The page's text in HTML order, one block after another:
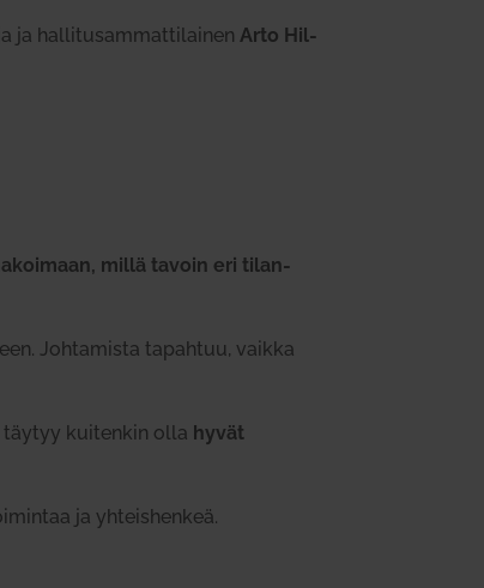
ja hal­li­tusam­mat­ti­lainenArto Hil­
millä tavoin eri tilan­
Joh­ta­mista tapahtuu, vaikka
täytyy kui­tenkin olla hyvät
ja yhteis­henkeä.